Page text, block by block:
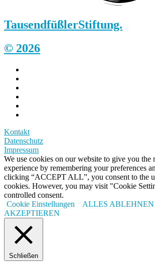
TausendfüßlerStiftung.
© 2026
Kontakt
Datenschutz
Impressum
We use cookies on our website to give you the
experience by remembering your preferences
clicking “ACCEPT ALL”, you consent to the
cookies. However, you may visit "Cookie
controlled consent.
Cookie Einstellungen
ALLES ABLEHNEN
AKZEPTIEREN
Schließen